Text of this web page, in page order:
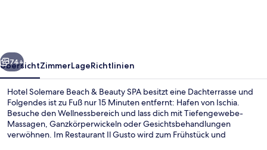
Weiter
74+
ÜbersichtZimmerLageRichtlinien
Hotel Solemare Beach & Beauty SPA besitzt eine Dachterrasse und
Folgendes ist zu Fuß nur 15 Minuten entfernt: Hafen von Ischia.
Besuche den Wellnessbereich und lass dich mit Tiefengewebe-
Massagen, Ganzkörperwickeln oder Gesichtsbehandlungen
verwöhnen. Im Restaurant Il Gusto wird zum Frühstück und